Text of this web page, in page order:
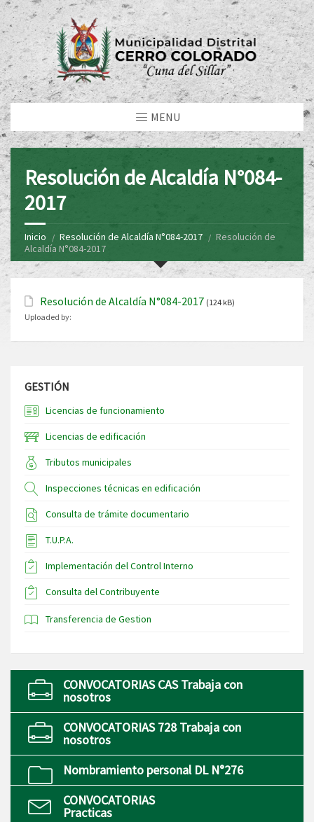
MENU
Resolución de Alcaldía N°084-
2017
Inicio Resolución de Alcaldía N°084-2017
Resolución de
Alcaldía N°084-2017
Resolución de Alcaldía N°084-2017 (124 kB)
Uploaded by:
GESTIÓN
Licencias de funcionamiento
Licencias de edificación
Tributos municipales
Inspecciones técnicas en edificación
Consulta de trámite documentario
T.U.P.A.
Implementación del Control Interno
Consulta del Contribuyente
Transferencia de Gestion
CONVOCATORIAS CAS Trabaja con
nosotros
CONVOCATORIAS 728 Trabaja con
nosotros
Nombramiento personal DL N°276
CONVOCATORIAS
Practicas